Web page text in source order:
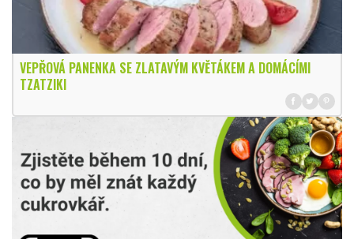
VEPŘOVÁ PANENKA SE ZLATAVÝM KVĚTÁKEM A DOMÁCÍMI
TZATZIKI